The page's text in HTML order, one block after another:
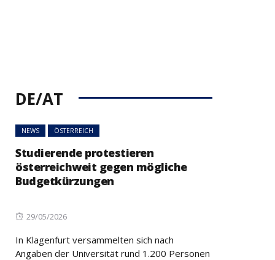
DE/AT
NEWS ÖSTERREICH
Studierende protestieren
österreichweit gegen mögliche
Budgetkürzungen
Posted
29/05/2026
In Klagenfurt versammelten sich nach
Angaben der Universität rund 1.200 Personen